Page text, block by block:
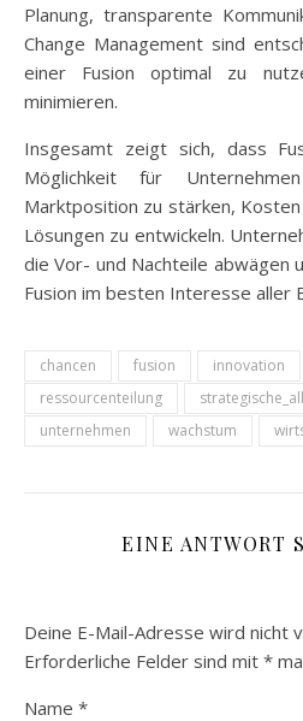
Planung, transparente
Change Management sind
einer Fusion optimal zu
minimieren.
Insgesamt zeigt sich, dass
Möglichkeit für
Marktposition zu stärken,
Lösungen zu entwickeln.
die Vor- und Nachteile abwägen
Fusion im besten Interesse aller
chancen fusion innovation
ressourcenteilung
unternehmen
wachstum
EINE ANTWORT
Deine E-Mail-Adresse wird nicht
Erforderliche Felder sind mit *
Name *